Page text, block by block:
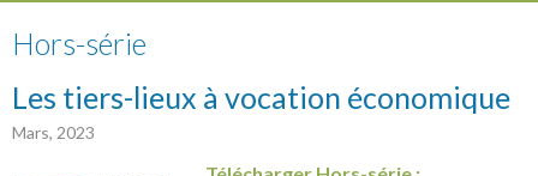
Hors-série
Les tiers-lieux à vocation économique
Mars, 2023